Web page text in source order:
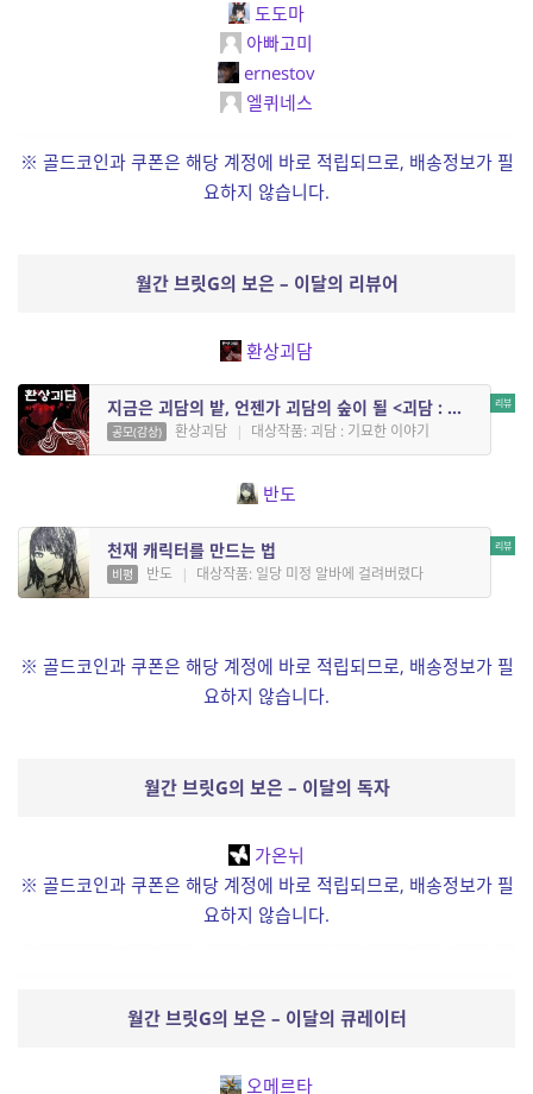
도도마
아빠고미
ernestov
엘퀴네스
※ 골드코인과 쿠폰은 해당 계정에 바로 적립되므로, 배송정보가 필
요하지 않습니다.
월간 브릿G의 보은 – 이달의 리뷰어
환상괴담
지금은 괴담의 밭, 언젠가 괴담의 숲이 될 <괴담 : 기묘한 이야기> 독자의 응원
공모(감상) 환상괴담 | 대상작품: 괴담 : 기묘한 이야기
반도
천재 캐릭터를 만드는 법
비평 반도 | 대상작품: 일당 미정 알바에 걸려버렸다
※ 골드코인과 쿠폰은 해당 계정에 바로 적립되므로, 배송정보가 필
요하지 않습니다.
월간 브릿G의 보은 – 이달의 독자
가온뉘
※ 골드코인과 쿠폰은 해당 계정에 바로 적립되므로, 배송정보가 필
요하지 않습니다.
월간 브릿G의 보은 – 이달의 큐레이터
오메르타